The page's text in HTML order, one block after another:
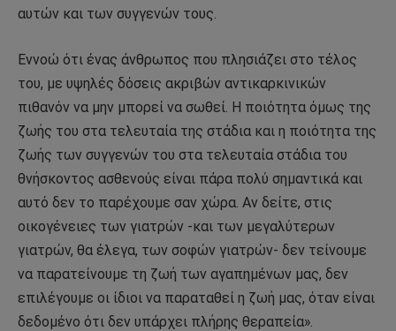
αυτών και των συγγενών τους.
Εννοώ ότι ένας άνθρωπος που πλησιάζει στο τέλος
του, με υψηλές δόσεις ακριβών αντικαρκινικών
πιθανόν να μην μπορεί να σωθεί. Η ποιότητα όμως της
ζωής του στα τελευταία της στάδια και η ποιότητα της
ζωής των συγγενών του στα τελευταία στάδια του
θνήσκοντος ασθενούς είναι πάρα πολύ σημαντικά και
αυτό δεν το παρέχουμε σαν χώρα. Αν δείτε, στις
οικογένειες των γιατρών -και των μεγαλύτερων
γιατρών, θα έλεγα, των σοφών γιατρών- δεν τείνουμε
να παρατείνουμε τη ζωή των αγαπημένων μας, δεν
επιλέγουμε οι ίδιοι να παραταθεί η ζωή μας, όταν είναι
δεδομένο ότι δεν υπάρχει πλήρης θεραπεία».